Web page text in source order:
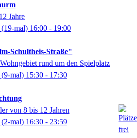
Jahre
(19-mal) 16:00 - 19:00
Schultheis-Straße"
rund um den Spielplatz
(9-mal) 15:30 - 17:30
von 8 bis 12 Jahren
(2-mal) 16:30 - 23:59